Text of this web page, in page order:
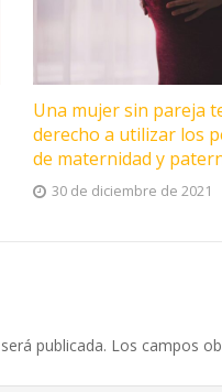
Una mujer sin pareja
derecho a utilizar los
de maternidad y
30 de diciembre de 2021
publicada. Los campos